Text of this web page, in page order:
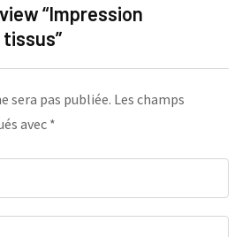
“Impression
sera pas publiée. Les champs
avec *